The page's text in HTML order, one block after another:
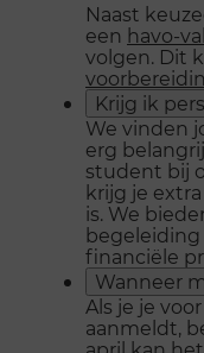
Naast
een havo-
volgen. Dit
Krijg ik
We vinden
erg
student bij
krijg je
is. We
financiële
Wanneer
Als je je
aanmeldt,